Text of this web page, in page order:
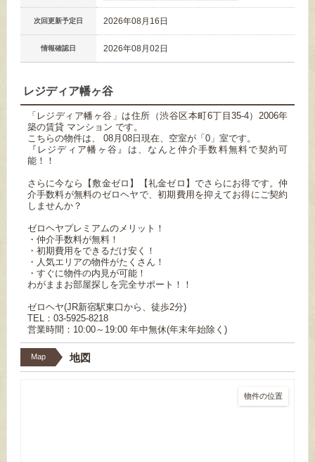
次回更新予定日 2026年08月16日
情報確認日 2026年08月02日
レジディア幡ヶ谷
「レジディア幡ヶ谷」は住所（渋谷区本町6丁目35-4）2006年
築の賃貸 マンション です。
こちらの物件は、 08月08日現在、空室が「0」室です。
『レジディア幡ヶ谷』は、なんと仲介手数料無料で契約可
能！！
さらに今なら【敷金ゼロ】【礼金ゼロ】でさらにお得です。仲
介手数料が無料のゼロヘヤで、初期費用を抑えてお得にご契約
しませんか？
ゼロヘヤプレミアムのメリット！
・仲介手数料が無料！
・初期費用をできるだけ安く！
・人気エリアの物件がたくさん！
・すぐに物件の内見が可能！
わがままお部屋探しを完全サポート！！
ゼロヘヤ(JR新宿駅東口から、徒歩2分)
TEL：03-5925-8218
営業時間：10:00～19:00 年中無休(年末年始除く)
Map 地図
物件の位置